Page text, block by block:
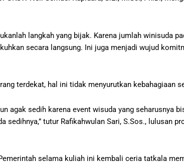
langkah yang bijak. Karena jumlah winisuda
secara langsung. Ini juga menjadi wujud
terdekat, hal ini tidak menyurutkan kebahagiaan
agak sedih karena event wisuda yang seharusnya
tutur Rafikahwulan Sari, S.Sos., lulusan
selama kuliah ini kembali ceria tatkala